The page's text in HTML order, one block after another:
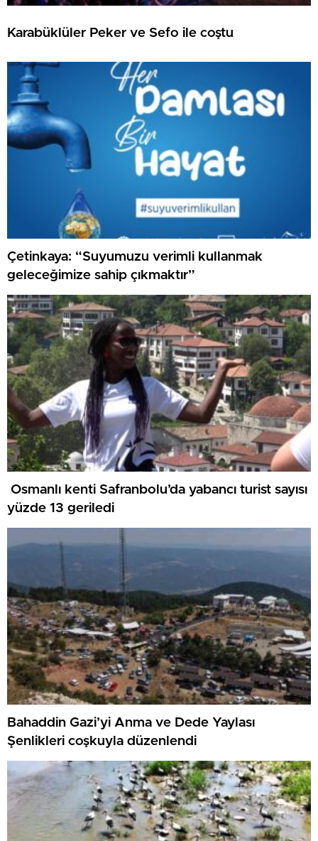
Karabüklüler Peker ve Sefo ile coştu
Çetinkaya: “Suyumuzu verimli kullanmak
geleceğimize sahip çıkmaktır”
Osmanlı kenti Safranbolu’da yabancı turist sayısı
yüzde 13 geriledi
Bahaddin Gazi’yi Anma ve Dede Yaylası
Şenlikleri coşkuyla düzenlendi